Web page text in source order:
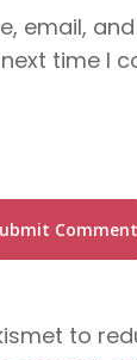
email,
time I
to